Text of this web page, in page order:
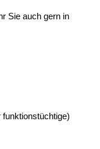
Sie auch gern in